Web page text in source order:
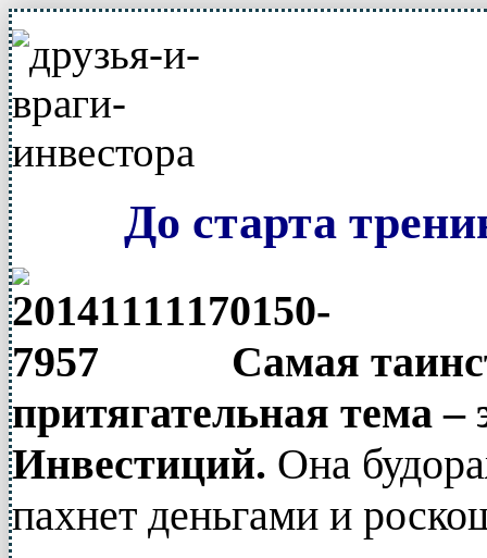
До старта
Самая
притягательная тема –
Инвестиций. Она
пахнет деньгами и